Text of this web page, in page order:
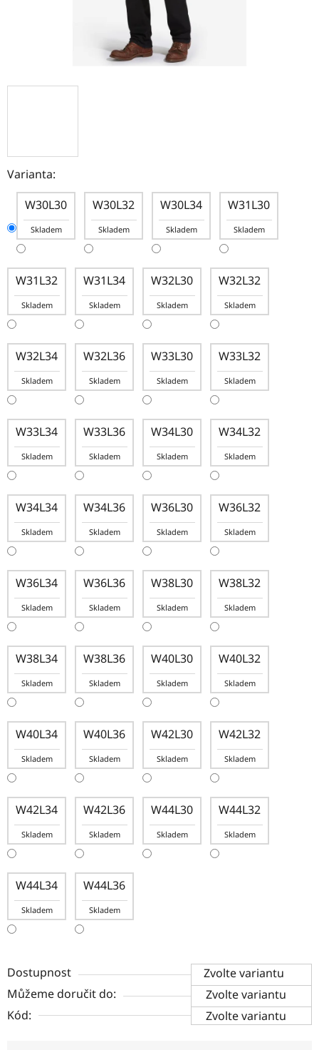
Varianta:
W30L30
Skladem
W30L32
Skladem
W30L34
Skladem
W31L30
Skladem
W31L32
Skladem
W31L34
Skladem
W32L30
Skladem
W32L32
Skladem
W32L34
Skladem
W32L36
Skladem
W33L30
Skladem
W33L32
Skladem
W33L34
Skladem
W33L36
Skladem
W34L30
Skladem
W34L32
Skladem
W34L34
Skladem
W34L36
Skladem
W36L30
Skladem
W36L32
Skladem
W36L34
Skladem
W36L36
Skladem
W38L30
Skladem
W38L32
Skladem
W38L34
Skladem
W38L36
Skladem
W40L30
Skladem
W40L32
Skladem
W40L34
Skladem
W40L36
Skladem
W42L30
Skladem
W42L32
Skladem
W42L34
Skladem
W42L36
Skladem
W44L30
Skladem
W44L32
Skladem
W44L34
Skladem
W44L36
Skladem
Dostupnost
Zvolte variantu
Můžeme doručit do:
Zvolte variantu
Kód:
Zvolte variantu